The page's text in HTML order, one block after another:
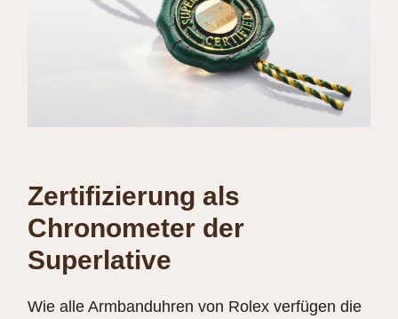
Zertifizierung als
Chronometer der
Superlative
Wie alle Armbanduhren von Rolex verfügen die